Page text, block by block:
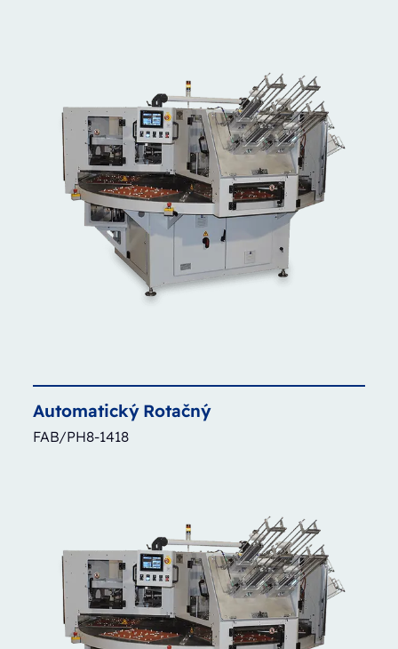
Automatický Rotačný
FAB/PH8-1418